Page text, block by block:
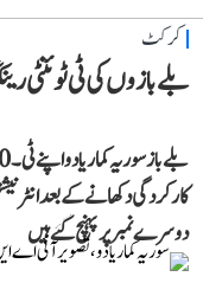
کرکٹ
بلے بازوں کی ٹی ٹوئنٹی
دوسرے نمبر پر پہنچ گئے ہیں